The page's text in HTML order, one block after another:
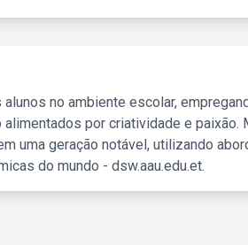
no ambiente escolar,
por criatividade e paixão.
uma geração notável, utilizando
do mundo - dsw.aau.edu.et.